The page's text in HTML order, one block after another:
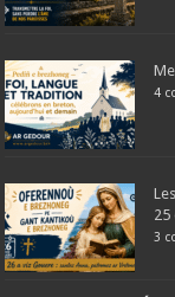
4
25
3